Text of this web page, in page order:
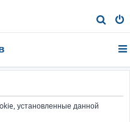
о
установленные данной